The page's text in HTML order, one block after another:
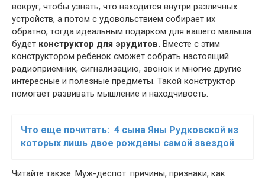
вокруг, чтобы узнать, что находится внутри различных
устройств, а потом с удовольствием собирает их
обратно, тогда идеальным подарком для вашего малыша
будет конструктор для эрудитов. Вместе с этим
конструктором ребенок сможет собрать настоящий
радиоприемник, сигнализацию, звонок и многие другие
интересные и полезные предметы. Такой конструктор
помогает развивать мышление и находчивость.
Что еще почитать: 4 сына Яны Рудковской из
которых лишь двое рождены самой звездой
Читайте также: Муж-деспот: причины, признаки, как